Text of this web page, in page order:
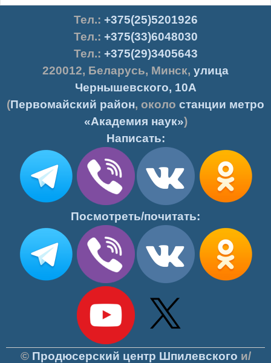
Тел.: +375(25)5201926
Тел.: +375(33)6048030
Тел.: +375(29)3405643
220012, Беларусь, Минск, улица
Чернышевского, 10А
(Первомайский район, около станции метро
«Академия наук»)
Написать:
Посмотреть/почитать:
© Продюсерский центр Шпилевского и/